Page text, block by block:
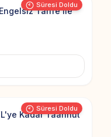
Süresi Doldu
Tarife ile
Süresi Doldu
Add to
Kadar Taahhüt